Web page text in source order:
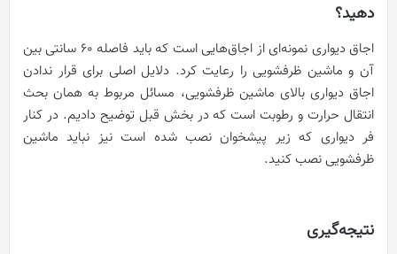
دهید؟
اجاق دیواری نمونه‌ای از اجاق‌هایی است که باید فاصله 60 سانتی بین
آن و ماشین ظرفشویی را رعایت کرد. دلایل اصلی برای قرار ندادن
اجاق دیواری بالای ماشین ظرفشویی، مسائل مربوط به همان بحث
انتقال حرارت و رطوبت است که در بخش قبل توضیح دادیم. در کنار
فر دیواری که زیر پیشخوان نصب شده است نیز نباید ماشین
ظرفشویی نصب کنید.
نتیجه‌گیری